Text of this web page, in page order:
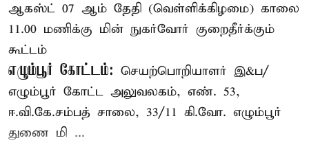
ஆகஸ்ட் 07 ஆம் தேதி (வெள்ளிக்கிழமை) காலை
11.00 மணிக்கு மின் நுகர்வோர் குறைதீர்க்கும்
கூட்டம்
எழும்பூர் கோட்டம்: செயற்பொறியாளர் இ&ப/
எழும்பூர் கோட்ட அலுவலகம், எண். 53,
ஈ.வி.கே.சம்பத் சாலை, 33/11 கி.வோ. எழும்பூர்
துணை மி ...